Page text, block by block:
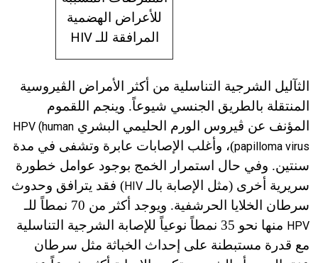
للأعراض الهضمية
المرافقة للـHIV
الثآليل الشرجية التناسلية من أكثر الأمراض الڤيروسية
المنتقلة بالطريق الجنسي شيوعاً. وينجم اللقموم
المؤنف عن ڤيروس الورم الحليمي البشري HPV (human
papilloma virus)، وأغلب الإصابات عابرة وتشفى في مدة
سنتين. وفي حال استمرار الخمج بوجود عوامل خطورة
سريرية أخرى (مثل الإصابة بالـ HIV) فقد يترافق وحدوث
سرطان الخلايا الحرشفية. ويوجد أكثر من 70 نمطاً للـ
HPV
منها نحو 35 نمطاً نوعياً للإصابة الشرجية التناسلية
مع قدرة مستبطنة على إحداث الخباثة مثل سرطان